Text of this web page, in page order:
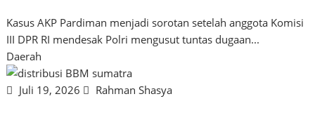
Kasus AKP Pardiman menjadi sorotan setelah anggota Komisi
III DPR RI mendesak Polri mengusut tuntas dugaan...
Daerah
Juli 19, 2026 Rahman Shasya